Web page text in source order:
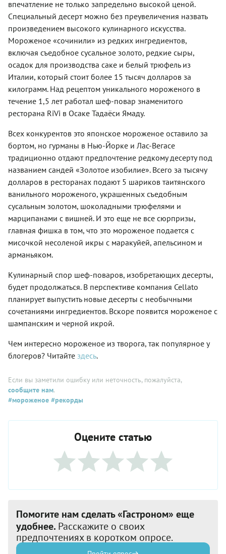
впечатление не только запредельно высокой ценой.
Специальный десерт можно без преувеличения назвать
произведением высокого кулинарного искусства.
Мороженое «сочинили» из редких ингредиентов,
включая съедобное сусальное золото, редкие сыры,
осадок для производства саке и белый трюфель из
Италии, который стоит более 15 тысяч долларов за
килограмм. Над рецептом уникального мороженого в
течение 1,5 лет работал шеф-повар знаменитого
ресторана RiVi в Осаке Тадаёси Ямаду.
Всех конкурентов это японское мороженое оставило за
бортом, но гурманы в Нью-Йорке и Лас-Вегасе
традиционно отдают предпочтение редкому десерту под
названием сандей «Золотое изобилие». Всего за тысячу
долларов в ресторанах подают 5 шариков таитянского
ванильного мороженого, украшенных съедобным
сусальным золотом, шоколадными трюфелями и
марципанами с вишней. И это еще не все сюрпризы,
главная фишка в том, что это мороженое подается с
мисочкой несоленой икры с маракуйей, апельсином и
арманьяком.
Кулинарный спор шеф-поваров, изобретающих десерты,
будет продолжаться. В перспективе компания Cellato
планирует выпустить новые десерты с необычными
сочетаниями ингредиентов. Вскоре появится мороженое с
шампанским и черной икрой.
Чем интересно мороженое из творога, так популярное у
блогеров? Читайте здесь.
Если вы заметили ошибку или неточность, пожалуйста,
сообщите нам.
#мороженое #рекорды
Оцените статью
Помогите нам сделать «Гастроном» еще
удобнее. Расскажите о своих
предпочтениях в коротком опросе.